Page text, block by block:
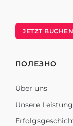
JETZT
ПОЛЕЗНО
Über uns
Unsere